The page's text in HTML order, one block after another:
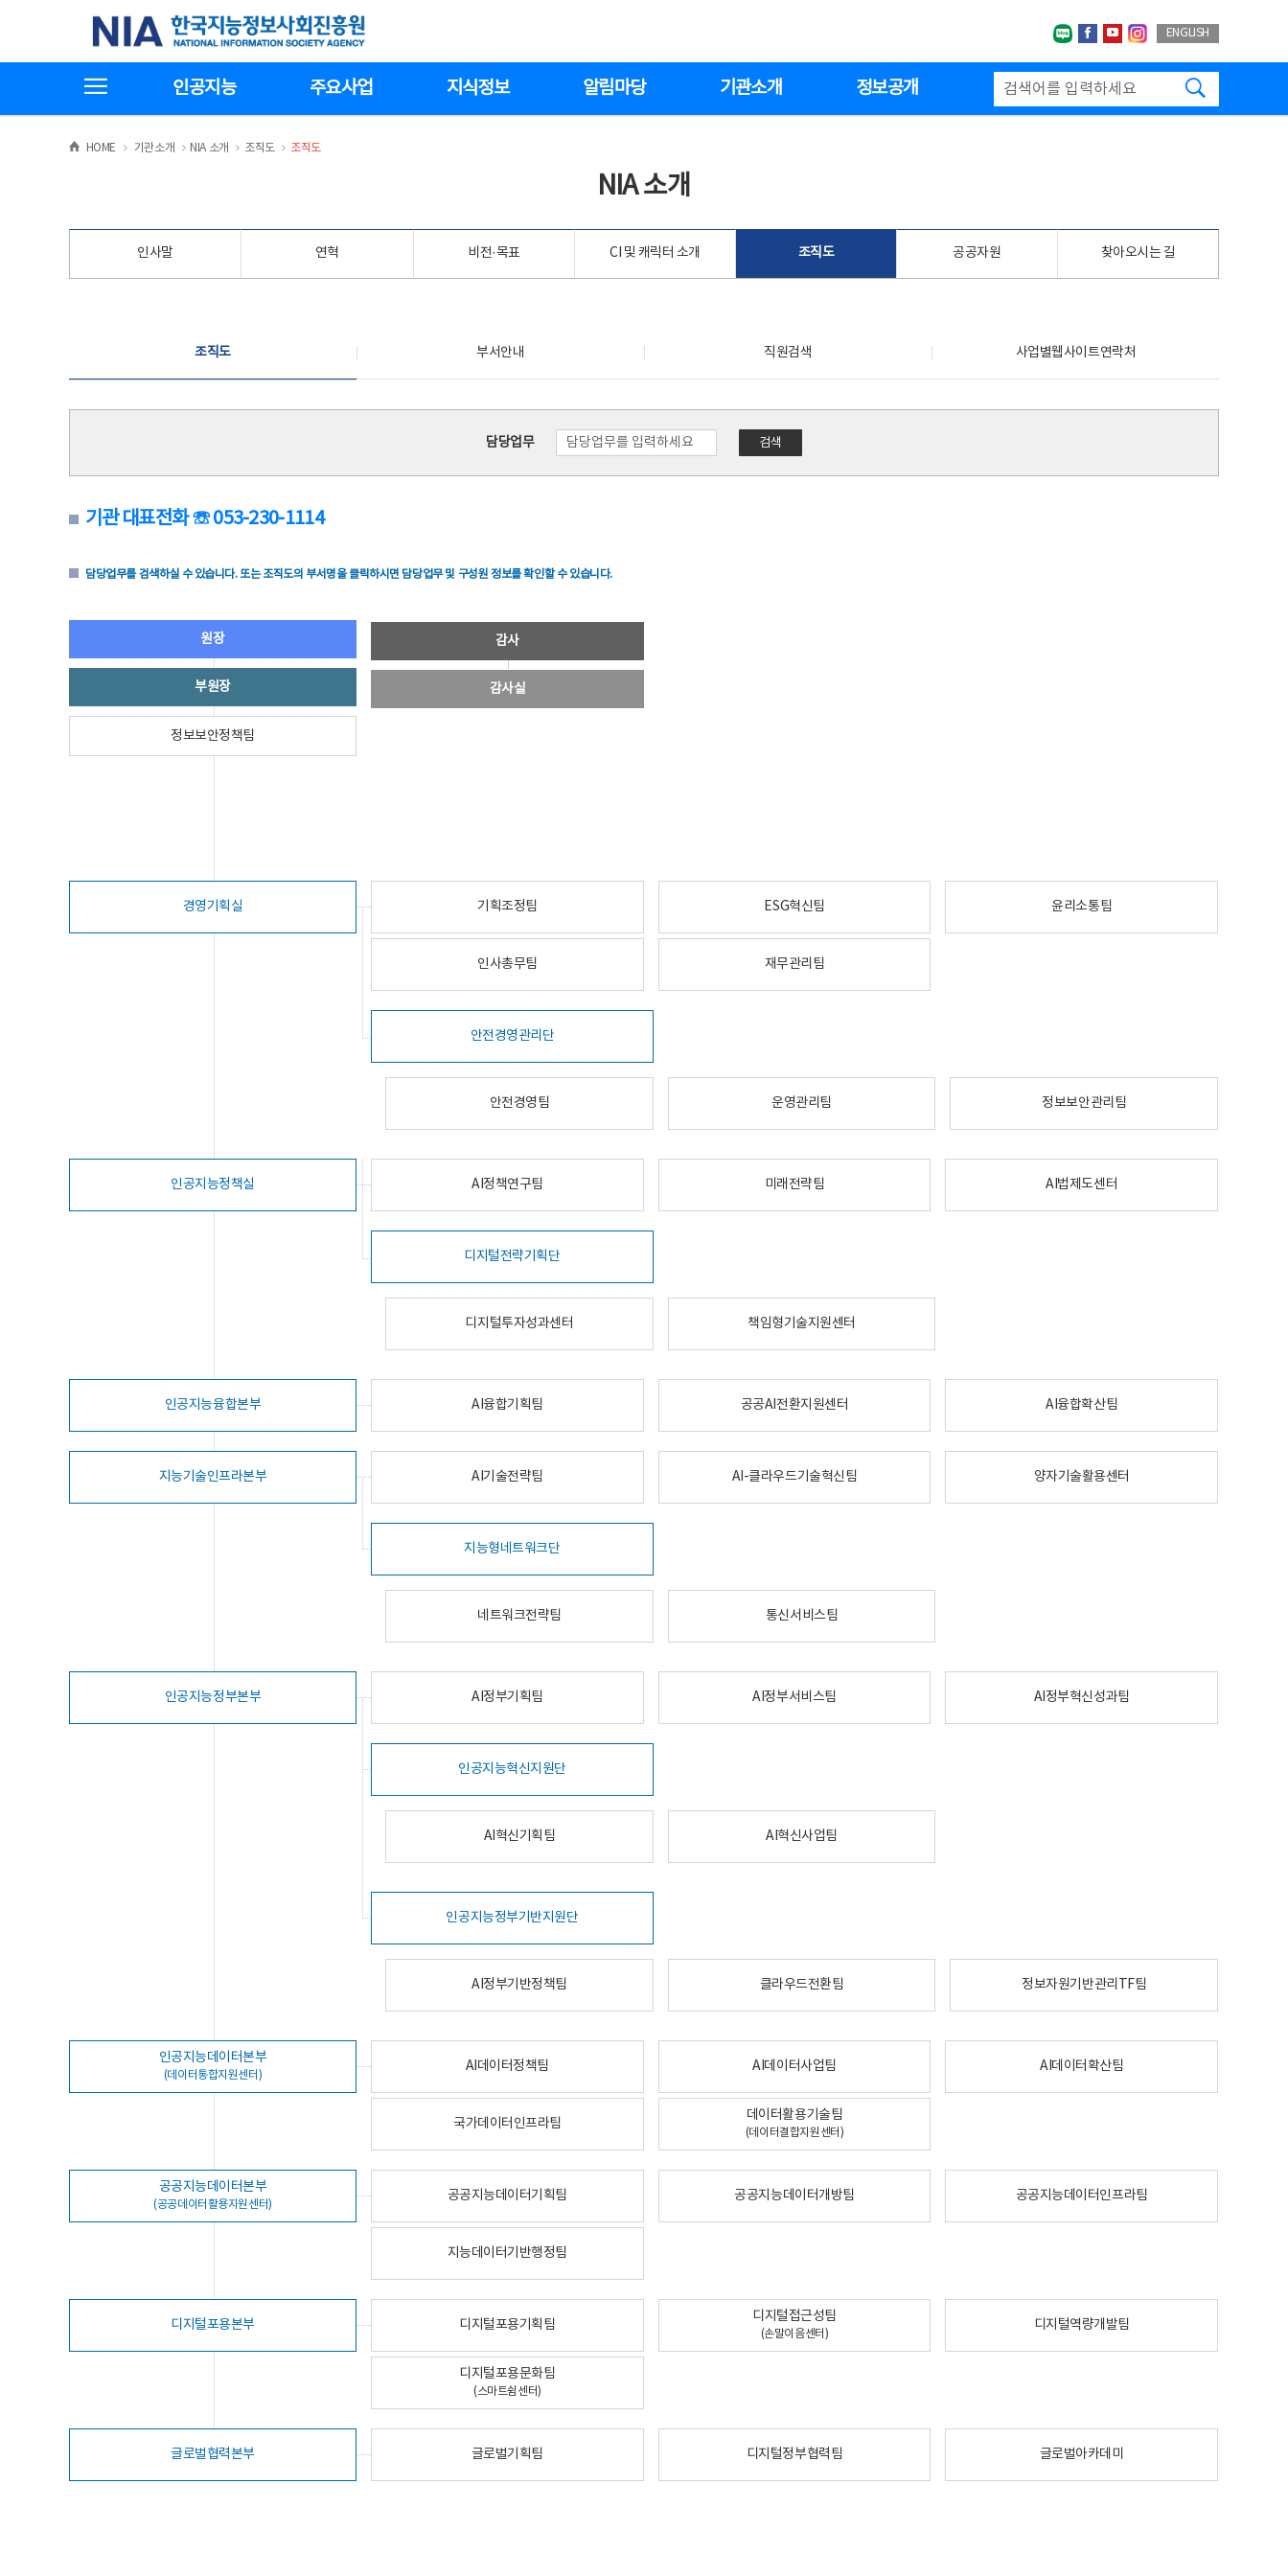
기
한국지능정보사회진흥원
네이버블로그
페이스북
유투브인스타그랩
ENGLISH
인공지능 주요사업 지식정보 알림마당 기관소개 정보공개
HOME >
기관소개 >NIA 소개 >
조직도 >
조직도
NIA 소개
인사말 연혁 비전·목표 CI 및 캐릭터 소개 조직도 공공자원 찾아오시는 길
조직도 부서안내 직원검색 사업별웹사이트연락처
담당업무 검색
기관 대표전화 ☏ 053-230-1114
담당업무를 검색하실 수 있습니다. 또는 조직도의 부서명을 클릭하시면 담당업무 및 구성원 정보를 확인할 수 있습니다.
원장
부원장
정보보안정책팀
감사
감사실
경영기획실 기획조정팀 ESG혁신팀 윤리소통팀
인사총무팀 재무관리팀
안전경영관리단
안전경영팀 운영관리팀 정보보안관리팀
인공지능정책실 AI정책연구팀 미래전략팀 AI법제도센터
디지털전략기획단
디지털투자성과센터 책임형기술지원센터
인공지능융합본부 AI융합기획팀 공공AI전환지원센터 AI융합확산팀
지능기술인프라본부 AI기술전략팀 AI-클라우드기술혁신팀 양자기술활용센터
지능형네트워크단
네트워크전략팀 통신서비스팀
인공지능정부본부 AI정부기획팀 AI정부서비스팀 AI정부혁신성과팀
인공지능혁신지원단
AI혁신기획팀 AI혁신사업팀
인공지능정부기반지원단
AI정부기반정책팀 클라우드전환팀 정보자원기반관리TF팀
인공지능데이터본부
(데이터통합지원센터)
AI데이터정책팀 AI데이터사업팀 AI데이터확산팀
국가데이터인프라팀
데이터활용기술팀
(데이터결합지원센터)
공공지능데이터본부
(공공데이터활용지원센터)
공공지능데이터기획팀 공공지능데이터개방팀 공공지능데이터인프라팀
지능데이터기반행정팀
디지털포용본부 디지털포용기획팀
디지털접근성팀
(손말이음센터)
디지털역량개발팀
디지털포용문화팀
(스마트쉼센터)
글로벌협력본부 글로벌기획팀 디지털정부협력팀 글로벌아카데미